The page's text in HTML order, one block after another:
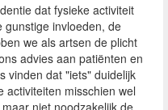
dat fysieke activiteit
invloeden, de
we als artsen de plicht
advies aan patiënten en
vinden dat "iets" duidelijk
activiteiten misschien wel
niet noodzakelijk de